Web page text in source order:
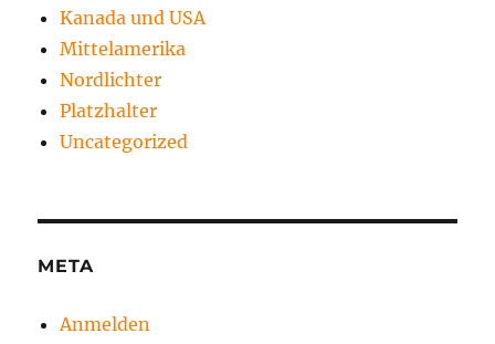
Kanada und USA
Mittelamerika
Nordlichter
Platzhalter
Uncategorized
META
Anmelden